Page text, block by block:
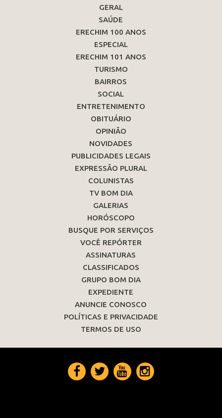
GERAL
SAÚDE
ERECHIM 100 ANOS
ESPECIAL
ERECHIM 101 ANOS
TURISMO
BAIRROS
SOCIAL
ENTRETENIMENTO
OBITUÁRIO
OPINIÃO
NOVIDADES
PUBLICIDADES LEGAIS
EXPRESSÃO PLURAL
COLUNISTAS
TV BOM DIA
GALERIAS
HORÓSCOPO
BUSQUE POR SERVIÇOS
VOCÊ REPÓRTER
ASSINATURAS
CLASSIFICADOS
GRUPO BOM DIA
EXPEDIENTE
ANUNCIE CONOSCO
POLÍTICAS E PRIVACIDADE
TERMOS DE USO